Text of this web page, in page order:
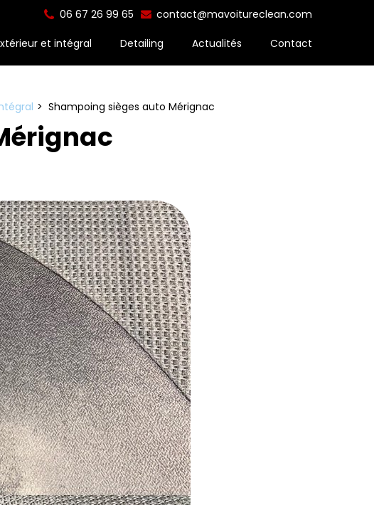
06 67 26 99 65 contact@mavoitureclean.com
et intégral Detailing Actualités Contact
Shampoing sièges auto Mérignac